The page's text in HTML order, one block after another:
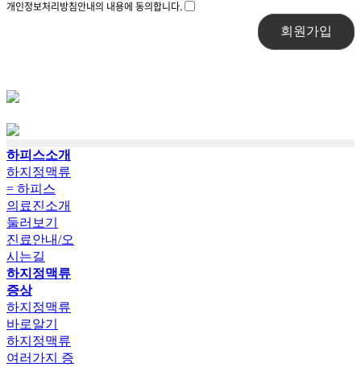
하피스소개
하지정맥류
= 하피스
의료진소개
둘러보기
진료안내/오
시는길
하지정맥류
증상
하지정맥류
바로알기
하지정맥류
여러가지 증